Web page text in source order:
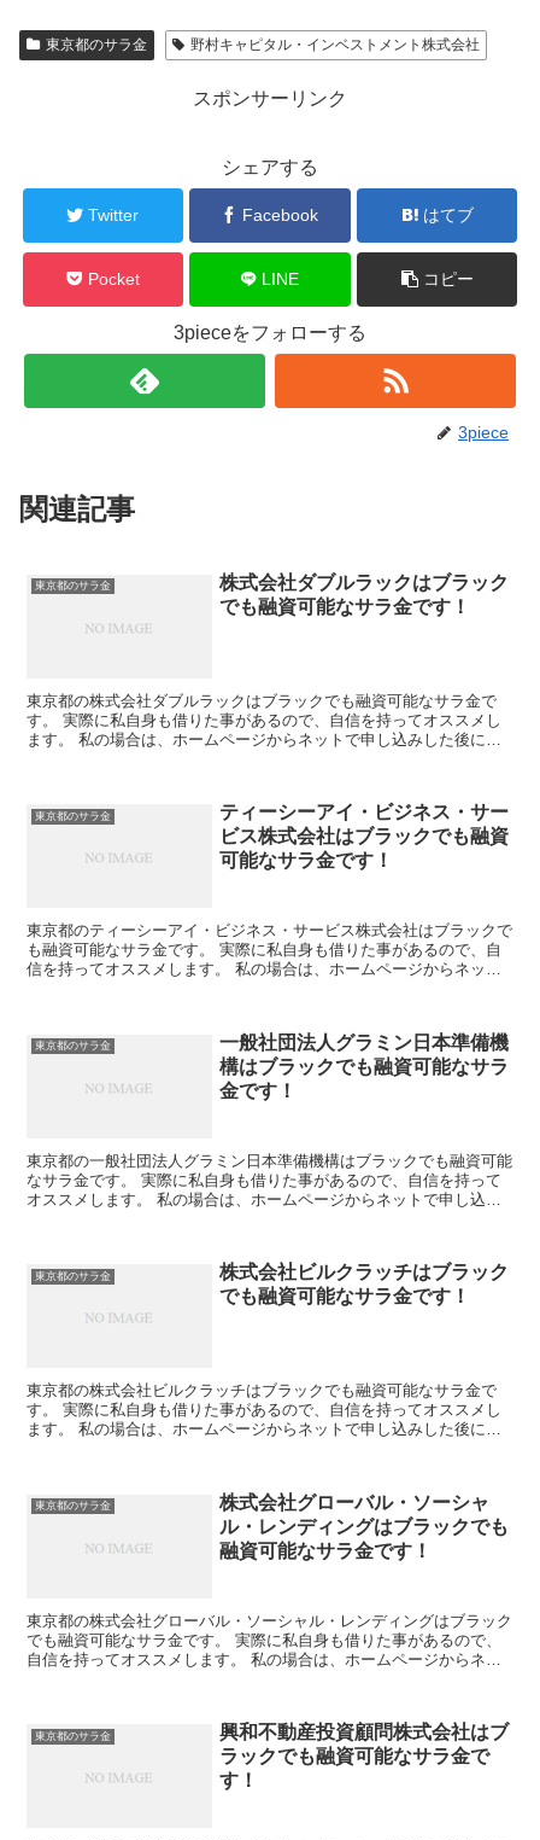
東京都のサラ金 野村キャピタル・インベストメント株式会社
スポンサーリンク
シェアする
Twitter Facebook はてブ
Pocket LINE コピー
3pieceをフォローする
3piece
関連記事
東京都のサラ金
株式会社ダブルラックはブラック
でも融資可能なサラ金です！
東京都の株式会社ダブルラックはブラックでも融資可能なサラ金で
す。 実際に私自身も借りた事があるので、自信を持ってオススメし
ます。 私の場合は、ホームページからネットで申し込みした後に電
東京都のサラ金
ティーシーアイ・ビジネス・サー
ビス株式会社はブラックでも融資
可能なサラ金です！
東京都のティーシーアイ・ビジネス・サービス株式会社はブラックで
も融資可能なサラ金です。 実際に私自身も借りた事があるので、自
信を持ってオススメします。 私の場合は、ホームページからネット
東京都のサラ金
一般社団法人グラミン日本準備機
構はブラックでも融資可能なサラ
金です！
東京都の一般社団法人グラミン日本準備機構はブラックでも融資可能
なサラ金です。 実際に私自身も借りた事があるので、自信を持って
オススメします。 私の場合は、ホームページからネットで申し込み
東京都のサラ金
株式会社ビルクラッチはブラック
でも融資可能なサラ金です！
東京都の株式会社ビルクラッチはブラックでも融資可能なサラ金で
す。 実際に私自身も借りた事があるので、自信を持ってオススメし
ます。 私の場合は、ホームページからネットで申し込みした後に電
東京都のサラ金
株式会社グローバル・ソーシャ
ル・レンディングはブラックでも
融資可能なサラ金です！
東京都の株式会社グローバル・ソーシャル・レンディングはブラック
でも融資可能なサラ金です。 実際に私自身も借りた事があるので、
自信を持ってオススメします。 私の場合は、ホームページからネッ
東京都のサラ金
興和不動産投資顧問株式会社はブ
ラックでも融資可能なサラ金で
す！